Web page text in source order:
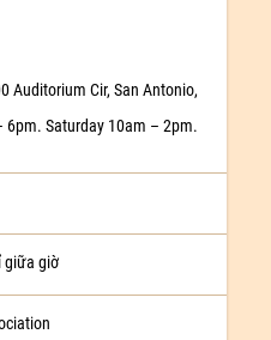
Auditorium Cir, San Antonio,
6pm. Saturday 10am – 2pm.
giữa giờ